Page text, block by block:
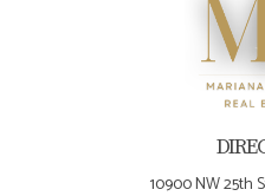
10900 NW 25th